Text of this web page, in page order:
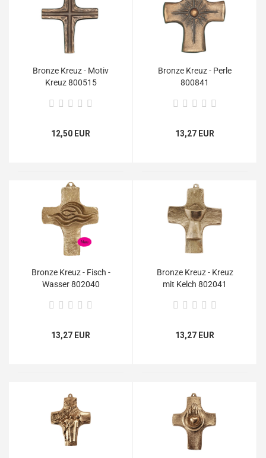
Bronze Kreuz - Motiv
Kreuz 800515
12,50 EUR
Bronze Kreuz - Perle
800841
13,27 EUR
Bronze Kreuz - Fisch -
Wasser 802040
13,27 EUR
Bronze Kreuz - Kreuz
mit Kelch 802041
13,27 EUR